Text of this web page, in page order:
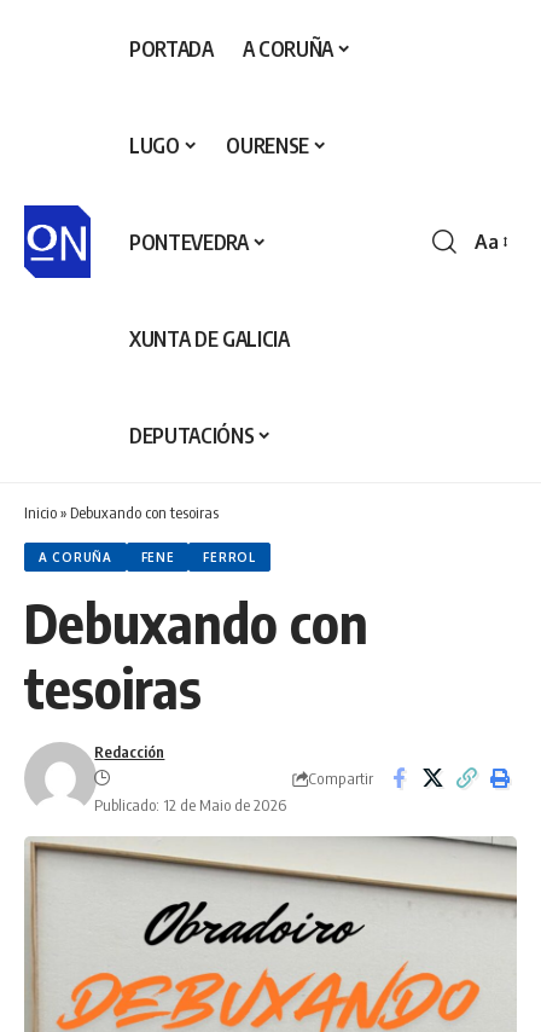
PORTADA A CORUÑA
LUGO OURENSE
PONTEVEDRA
XUNTA DE GALICIA
DEPUTACIÓNS
Aa
Inicio» Debuxando con tesoiras
A CORUÑA FENE FERROL
Debuxando con
tesoiras
Redacción
Publicado: 12 de Maio de 2026
Compartir